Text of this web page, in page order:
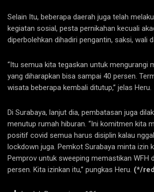
Selain Itu, beberapa daerah juga telah
kegiatan sosial, pesta pernikahan kecuali
diperbolehkan dihadiri pengantin, saksi, wali
“Itu semua kita tegaskan untuk mengurangi
yang diharapkan bisa sampai 40 persen.
wisata beberapa kembali ditutup,” jelas Heru.
Di Surabaya, lanjut dia, pembatasan juga
menutup rumah hiburan. “Ini komitmen kita
positif covid semua harus disiplin kalau
lockdown juga. Pemkot Surabaya minta izin
Pemprov untuk sweeping memastikan WFH
persen. Kita izinkan itu,” pungkas Heru. (*/